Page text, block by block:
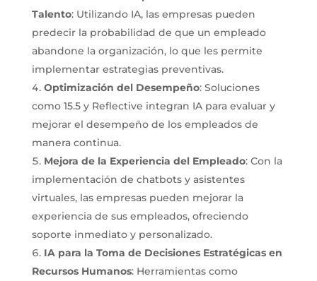
Talento: Utilizando IA, las empresas pueden
predecir la probabilidad de que un empleado
abandone la organización, lo que les permite
implementar estrategias preventivas.
Optimización del Desempeño: Soluciones
como 15.5 y Reflective integran IA para evaluar y
mejorar el desempeño de los empleados de
manera continua.
Mejora de la Experiencia del Empleado: Con la
implementación de chatbots y asistentes
virtuales, las empresas pueden mejorar la
experiencia de sus empleados, ofreciendo
soporte inmediato y personalizado.
IA para la Toma de Decisiones Estratégicas en
Recursos Humanos: Herramientas como